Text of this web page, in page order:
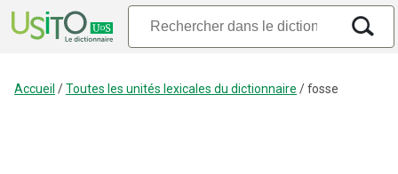
Accueil /Toutes les unités lexicales du dictionnaire /fosse